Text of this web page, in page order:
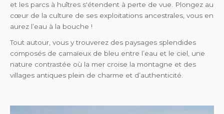
et les parcs à huîtres s'étendent à perte de vue. Plongez au
cœur de la culture de ses exploitations ancestrales, vous en
aurez l’eau à la bouche !
Tout autour, vous y trouverez des paysages splendides
composés de camaïeux de bleu entre l’eau et le ciel, une
nature contrastée où la mer croise la montagne et des
villages antiques plein de charme et d’authenticité.